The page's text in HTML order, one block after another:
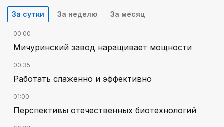
За сутки За неделю За месяц
00:00
Мичуринский завод наращивает мощности
00:35
Работать слаженно и эффективно
01:00
Перспективы отечественных биотехнологий